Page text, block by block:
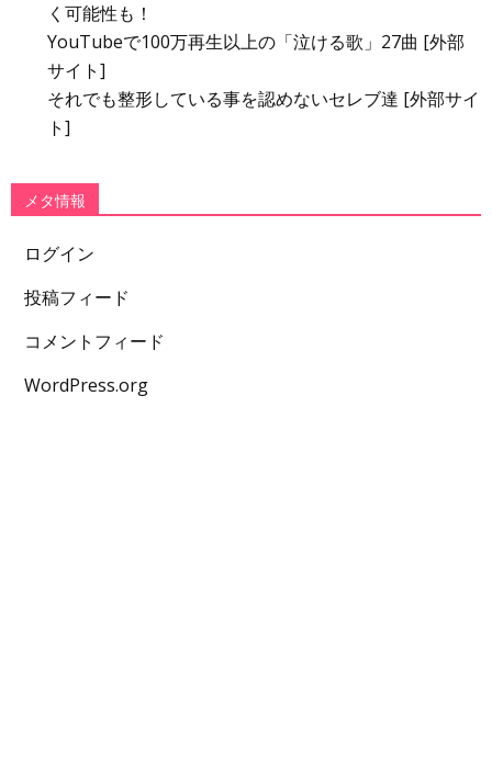
く可能性も！
YouTubeで100万再生以上の「泣ける歌」27曲 [外部
サイト]
それでも整形している事を認めないセレブ達 [外部サイ
ト]
メタ情報
ログイン
投稿フィード
コメントフィード
WordPress.org